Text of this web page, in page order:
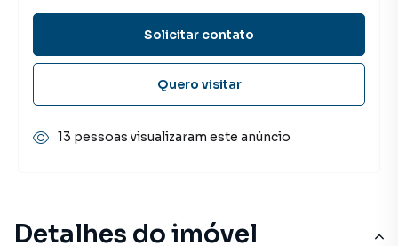
Detalhes do imóvel
Solicitar contato
Quero visitar
13 pessoas visualizaram este anúncio